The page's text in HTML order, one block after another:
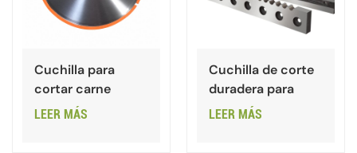
Cuchilla para
cortar carne
LEER MÁS
Cuchilla de corte
duradera para
varillas de acero.
LEER MÁS